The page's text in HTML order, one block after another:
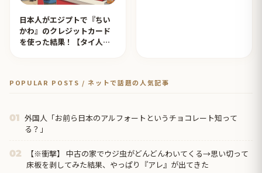
日本人がエジプトで『ちい
かわ』のクレジットカード
を使った結果！【タイ人の
POPULAR POSTS / ネットで話題の人気記事
01 外国人「お前ら日本のアルフォートというチョコレート知って
る？」
02
【※衝撃】 中古の家でウジ虫がどんどんわいてくる→思い切って
床板を剥してみた結果、やっぱり『アレ』が出てきた